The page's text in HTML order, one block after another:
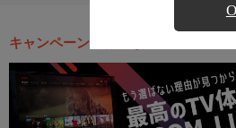
キャンペーン・お得な情報